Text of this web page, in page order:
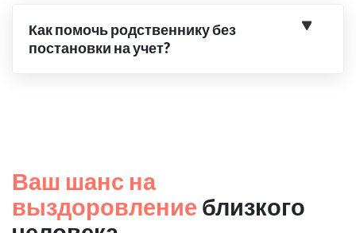
Как помочь родственнику без
постановки на учет?
Ваш шанс на
выздоровление близкого